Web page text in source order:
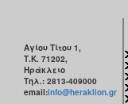
Αγίου Τίτου 1,
Τ.Κ. 71202,
Ηράκλειο
Τηλ.: 2813-409000
email:info@heraklion.gr